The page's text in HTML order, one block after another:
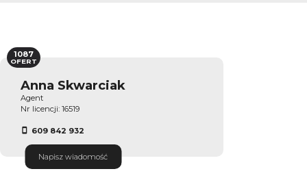
Anna Skwarciak
Agent
Nr licencji: 16519
609 842 932
Napisz wiadomość
1087
OFERT